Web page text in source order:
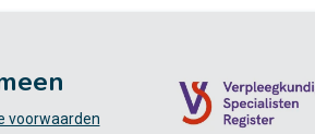
voorwaarden